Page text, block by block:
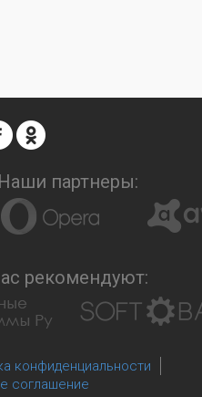
Наши партнеры:
рекомендуют:
конфиденциальности
соглашение